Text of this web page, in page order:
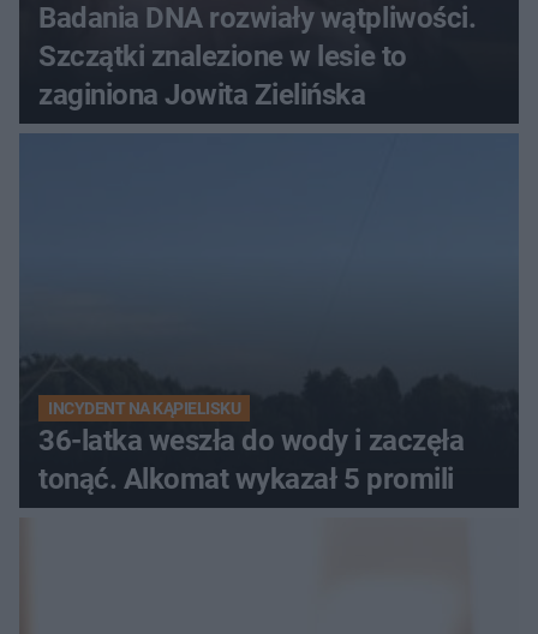
Badania DNA rozwiały wątpliwości.
Szczątki znalezione w lesie to
zaginiona Jowita Zielińska
INCYDENT NA KĄPIELISKU
36-latka weszła do wody i zaczęła
tonąć. Alkomat wykazał 5 promili